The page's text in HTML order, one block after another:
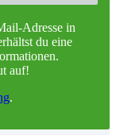
Adresse in
du eine
auf!
.